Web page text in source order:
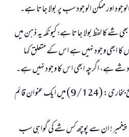
اور ممکن الوجود سب پر بولا جاتا ہے۔
شے کا لفظ بولا جاتا ہے؛ کیونکہ یہ ذہن میں
کا ابھی وجود نہیں ہے اس کے متعلق کہا
شے ہے، اگرچہ ابھی اس کا وجود نہیں ہے۔
جیسے کہ امام بخاری رحمہ اللہ نے صحیح بخاری: (9/124) میں ایک عنوان قائم
! ان سے پوچھ کس شے کی گواہی سب